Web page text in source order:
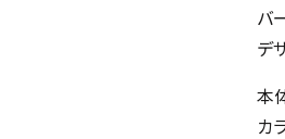
バ
デ
本
カ